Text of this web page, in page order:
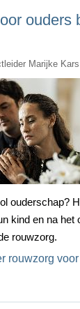
ouders
Marijke
ouderschap?
kind en na
rouwzorg.
rouwzorg